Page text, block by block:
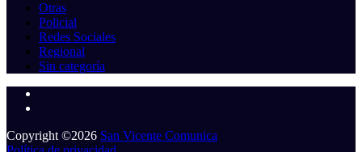
Otras
Policial
Redes Sociales
Regional
Sin categoría
Copyright ©2026 San Vicente Comunica